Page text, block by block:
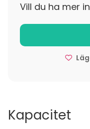
Premium-pelit
ovat Helsingin
hypätä köysillä.
Vill du ha mer
Kapacitet